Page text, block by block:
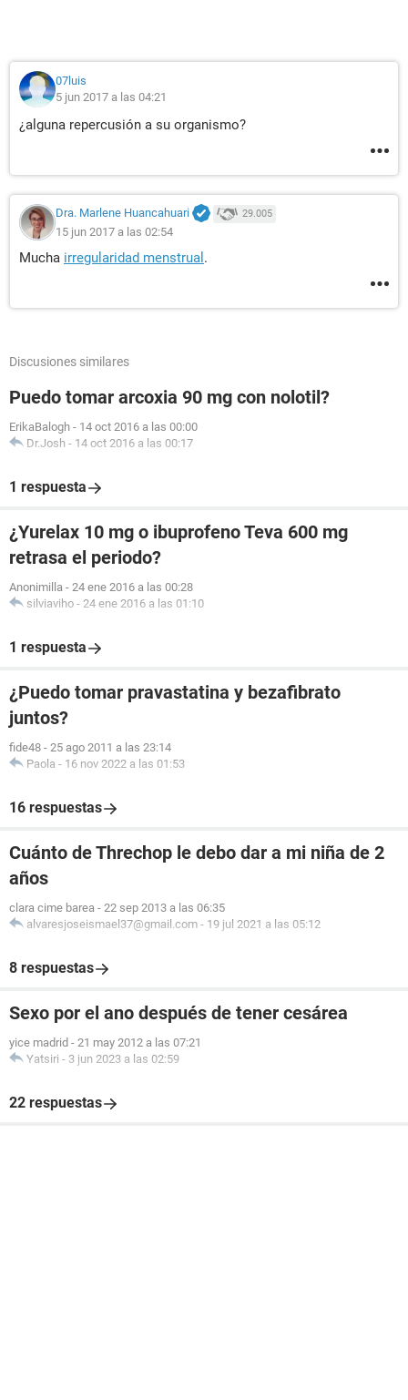
07luis
5 jun 2017 a las 04:21
¿alguna repercusión a su organismo?
Dra. Marlene Huancahuari 29.005
15 jun 2017 a las 02:54
Mucha irregularidad menstrual .
Discusiones similares
Puedo tomar arcoxia 90 mg con nolotil?
ErikaBalogh - 14 oct 2016 a las 00:00
Dr.Josh - 14 oct 2016 a las 00:17
1 respuesta
¿Yurelax 10 mg o ibuprofeno Teva 600 mg
retrasa el periodo?
Anonimilla - 24 ene 2016 a las 00:28
silviaviho - 24 ene 2016 a las 01:10
1 respuesta
¿Puedo tomar pravastatina y bezafibrato
juntos?
fide48 - 25 ago 2011 a las 23:14
Paola - 16 nov 2022 a las 01:53
16 respuestas
Cuánto de Threchop le debo dar a mi niña de 2
años
clara cime barea - 22 sep 2013 a las 06:35
alvaresjoseismael37@gmail.com - 19 jul 2021 a las 05:12
8 respuestas
Sexo por el ano después de tener cesárea
yice madrid - 21 may 2012 a las 07:21
Yatsiri - 3 jun 2023 a las 02:59
22 respuestas